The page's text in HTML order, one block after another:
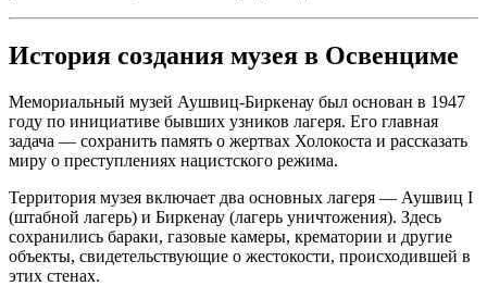
История создания музея в Освенциме
Мемориальный музей Аушвиц-Биркенау был основан в 1947
году по инициативе бывших узников лагеря. Его главная
задача — сохранить память о жертвах Холокоста и рассказать
миру о преступлениях нацистского режима.
Территория музея включает два основных лагеря — Аушвиц I
(штабной лагерь) и Биркенау (лагерь уничтожения). Здесь
сохранились бараки, газовые камеры, крематории и другие
объекты, свидетельствующие о жестокости, происходившей в
этих стенах.